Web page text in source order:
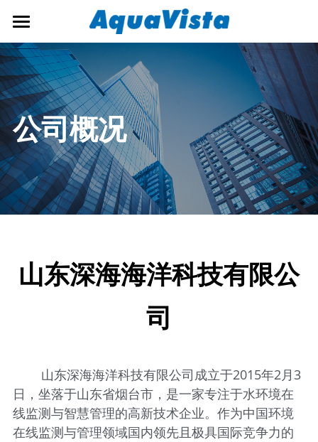
首页
公司概况
解决方案
生态环境监测
预警监测
大数据应用
海事产品
新闻资讯
公司新闻
行业新闻
招贤纳士
联系我们
简体中文
公司概况
山东深海海洋科技有限公
司
山东深海海洋科技有限公司成立于2015年2月3
日，坐落于山东省烟台市，是一家专注于水环境在
线监测与智慧管理的高新技术企业。作为中国环境
在线监测与管理领域国内领先且极具国际竞争力的
博客分类
所有博客分类
行业新闻
公司新闻